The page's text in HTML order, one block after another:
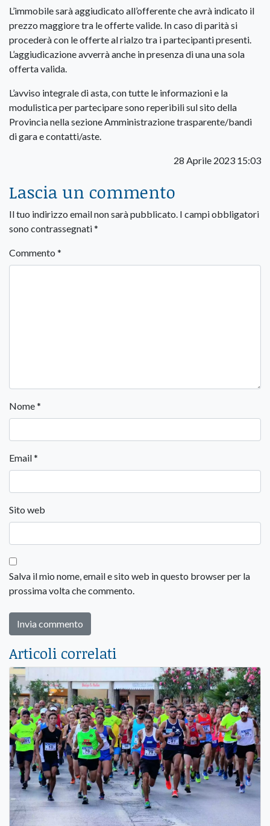
L’immobile sarà aggiudicato all’offerente che avrà indicato il
prezzo maggiore tra le offerte valide. In caso di parità si
procederà con le offerte al rialzo tra i partecipanti presenti.
L’aggiudicazione avverrà anche in presenza di una una sola
offerta valida.
L’avviso integrale di asta, con tutte le informazioni e la
modulistica per partecipare sono reperibili sul sito della
Provincia nella sezione Amministrazione trasparente/bandi
di gara e contatti/aste.
28 Aprile 2023 15:03
Lascia un commento
Il tuo indirizzo email non sarà pubblicato. I campi obbligatori
sono contrassegnati*
Commento *
Nome*
Email*
Sito web
Salva il mio nome, email e sito web in questo browser per la
prossima volta che commento.
Articoli correlati